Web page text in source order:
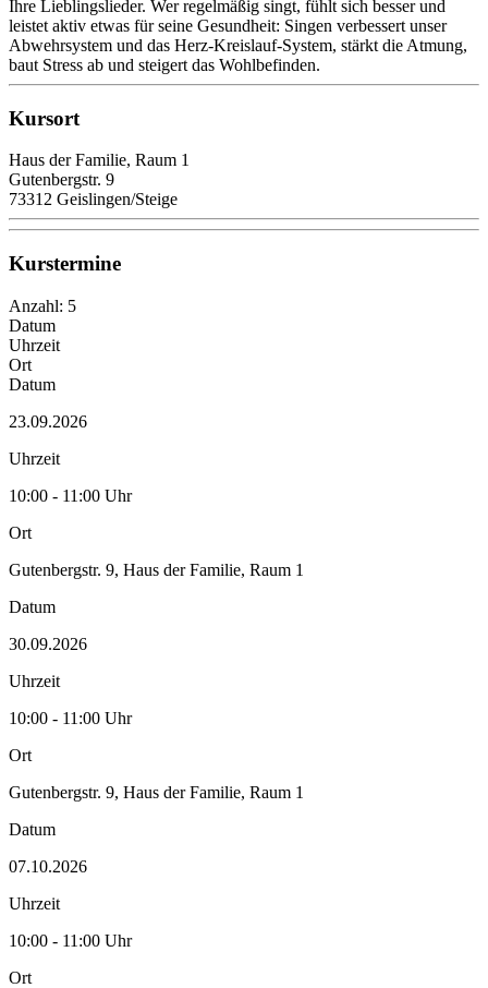
Ihre Lieblingslieder. Wer regelmäßig singt, fühlt sich besser und
leistet aktiv etwas für seine Gesundheit: Singen verbessert unser
Abwehrsystem und das Herz-Kreislauf-System, stärkt die Atmung,
baut Stress ab und steigert das Wohlbefinden.
Kursort
Haus der Familie, Raum 1
Gutenbergstr. 9
73312 Geislingen/Steige
Kurstermine
Anzahl: 5
Datum
Uhrzeit
Ort
Datum
23.09.2026
Uhrzeit
10:00 - 11:00 Uhr
Ort
Gutenbergstr. 9, Haus der Familie, Raum 1
Datum
30.09.2026
Uhrzeit
10:00 - 11:00 Uhr
Ort
Gutenbergstr. 9, Haus der Familie, Raum 1
Datum
07.10.2026
Uhrzeit
10:00 - 11:00 Uhr
Ort